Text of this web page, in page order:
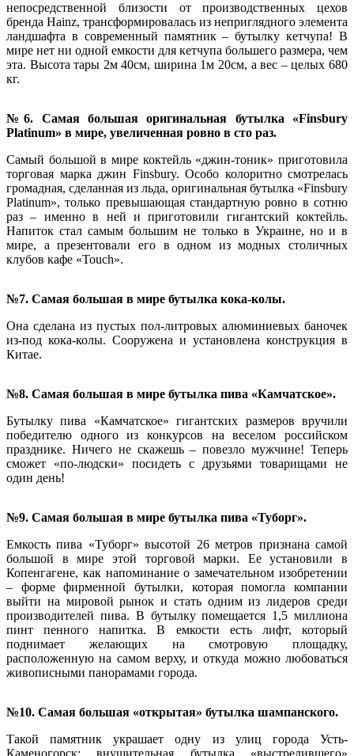
непосредственной близости от производственных цехов
бренда Hainz, трансформировалась из неприглядного элемента
ландшафта в современный памятник – бутылку кетчупа! В
мире нет ни одной емкости для кетчупа большего размера, чем
эта. Высота тары 2м 40см, ширина 1м 20см, а вес – целых 680
кг.
№6. Самая большая оригинальная бутылка «Finsbury
Platinum» в мире, увеличенная ровно в сто раз.
Самый большой в мире коктейль «джин-тоник» приготовила
торговая марка джин Finsbury. Особо колоритно смотрелась
громадная, сделанная из льда, оригинальная бутылка «Finsbury
Platinum», только превышающая стандартную ровно в сотню
раз – именно в ней и приготовили гигантский коктейль.
Напиток стал самым большим не только в Украине, но и в
мире, а презентовали его в одном из модных столичных
клубов кафе «Touch».
№7. Самая большая в мире бутылка кока-колы.
Она сделана из пустых пол-литровых алюминиевых баночек
из-под кока-колы. Сооружена и установлена конструкция в
Китае.
№8. Самая большая в мире бутылка пива «Камчатское».
Бутылку пива «Камчатское» гигантских размеров вручили
победителю одного из конкурсов на веселом российском
празднике. Ничего не скажешь – повезло мужчине! Теперь
сможет «по-людски» посидеть с друзьями товарищами не
один день!
№9. Самая большая в мире бутылка пива «Туборг».
Емкость пива «Туборг» высотой 26 метров признана самой
большой в мире этой торговой марки. Ее установили в
Копенгагене, как напоминание о замечательном изобретении
– форме фирменной бутылки, которая помогла компании
выйти на мировой рынок и стать одним из лидеров среди
производителей пива. В бутылку помещается 1,5 миллиона
пинт пенного напитка. В емкости есть лифт, который
поднимает желающих на смотровую площадку,
расположенную на самом верху, и откуда можно любоваться
живописными панорамами города.
№10. Самая большая «открытая» бутылка шампанского.
Такой памятник украшает одну из улиц города Усть-
Каменогорск: внушительная бутылка «выстрелившего»